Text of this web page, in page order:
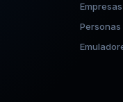
Empresas
Personas